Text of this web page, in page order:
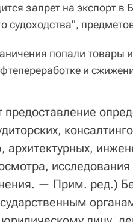
запрет на экспорт в
судоходства",
попали товары
и
архитектурных,
— Прим. ред.)